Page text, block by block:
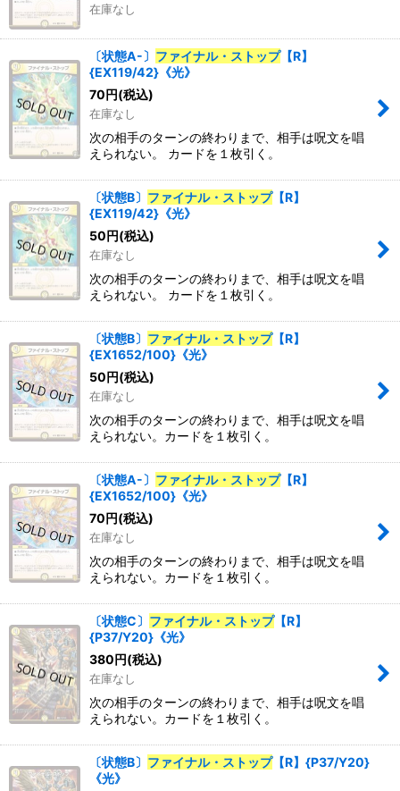
在庫なし
〔状態A-〕 ファイナル・ストップ【R】
{EX119/42}《光》
70円(税込)
在庫なし
次の相手のターンの終わりまで、相手は呪文を唱
えられない。 カードを１枚引く。
〔状態B〕 ファイナル・ストップ【R】
{EX119/42}《光》
50円(税込)
在庫なし
次の相手のターンの終わりまで、相手は呪文を唱
えられない。 カードを１枚引く。
〔状態B〕 ファイナル・ストップ【R】
{EX1652/100}《光》
50円(税込)
在庫なし
次の相手のターンの終わりまで、相手は呪文を唱
えられない。カードを１枚引く。
〔状態A-〕 ファイナル・ストップ【R】
{EX1652/100}《光》
70円(税込)
在庫なし
次の相手のターンの終わりまで、相手は呪文を唱
えられない。カードを１枚引く。
〔状態C〕 ファイナル・ストップ【R】
{P37/Y20}《光》
380円(税込)
在庫なし
次の相手のターンの終わりまで、相手は呪文を唱
えられない。カードを１枚引く。
〔状態B〕 ファイナル・ストップ【R】{P37/Y20}
《光》